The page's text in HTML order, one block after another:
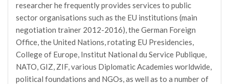
researcher he frequently provides services to public
sector organisations such as the EU institutions (main
negotiation trainer 2012-2016), the German Foreign
Office, the United Nations, rotating EU Presidencies,
College of Europe, Institut National du Service Publique,
NATO, GIZ, ZIF, various Diplomatic Academies worldwide,
political foundations and NGOs, as well as to a number of